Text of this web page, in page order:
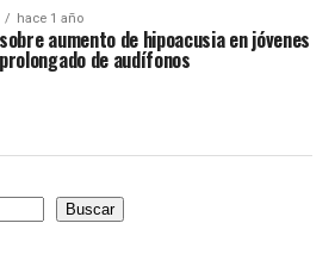
hace 1 año
aumento de hipoacusia en jóvenes
de audífonos
Buscar